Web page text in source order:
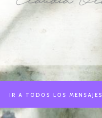
IR A TODOS LOS MENSAJES